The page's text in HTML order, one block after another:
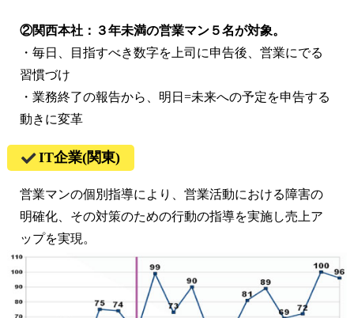
②関西本社：３年未満の営業マン５名が対象。
・毎日、目指すべき数字を上司に申告後、営業にでる
習慣づけ
・業務終了の報告から、明日=未来への予定を申告する
動きに変革
IT企業(関東)
営業マンの個別指導により、営業活動における障害の
明確化、その対策のための行動の指導を実施し売上ア
ップを実現。